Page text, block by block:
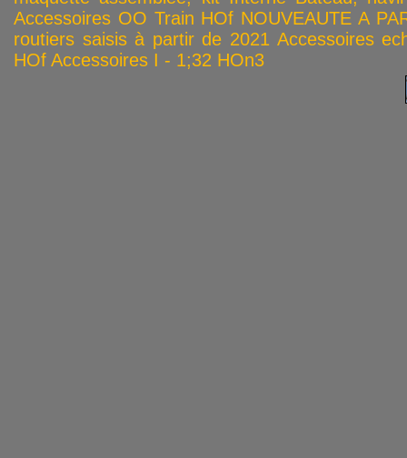
Accessoires OO Train HOf NOUVEAUTE A
routiers saisis à partir de 2021 Accessoires
HOf Accessoires I - 1;32 HOn3